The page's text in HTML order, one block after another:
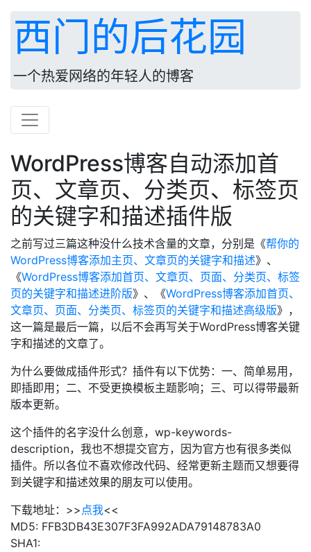
西门的后花园
一个热爱网络的年轻人的博客
WordPress博客自动添加首
页、文章页、分类页、标签页
的关键字和描述插件版
之前写过三篇这种没什么技术含量的文章，分别是《帮你的
WordPress博客添加主页、文章页的关键字和描述》、
《WordPress博客添加首页、文章页、页面、分类页、标签
页的关键字和描述进阶版》、《WordPress博客添加首页、
文章页、页面、分类页、标签页的关键字和描述高级版》，
这一篇是最后一篇，以后不会再写关于WordPress博客关键
字和描述的文章了。
为什么要做成插件形式？插件有以下优势：一、简单易用，
即插即用；二、不受更换模板主题影响；三、可以得带最新
版本更新。
这个插件的名字没什么创意，wp-keywords-
description，我也不想提交官方，因为官方也有很多类似
插件。所以各位不喜欢修改代码、经常更新主题而又想要得
到关键字和描述效果的朋友可以使用。
下载地址：>> 点我<<
MD5: FFB3DB43E307F3FA992ADA79148783A0
SHA1: